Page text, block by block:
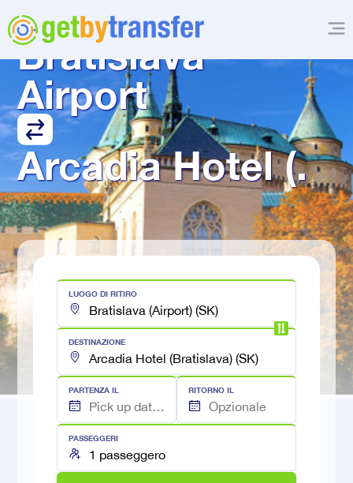
TRASFERIMENTO DA
Bratislava
Airport
Arcadia Hotel (.
LUOGO DI RITIRO
DESTINAZIONE
PARTENZA IL RITORNO IL
PASSEGGERI